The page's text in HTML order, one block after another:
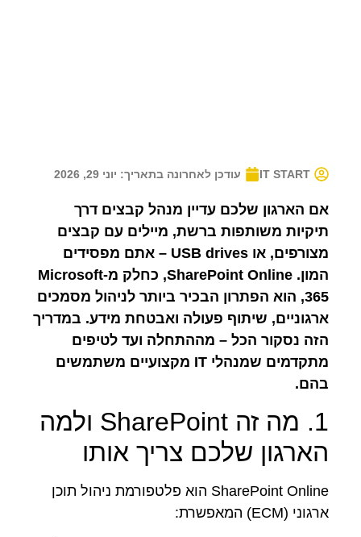
IT START עודכן לאחרונה בתאריך: יוני 29, 2026
אם הארגון שלכם עדיין מנהל קבצים דרך
תיקיות משותפות ברשת, מיילים עם קבצים
מצורפים, או USB drives – אתם מפסידים
המון. SharePoint Online, כחלק מ-Microsoft
365, הוא הפתרון הבכיר ביותר לניהול מסמכים
ארגוניים, שיתוף פעולה ואבטחת מידע. במדריך
הזה נסקור הכל – מההתחלה ועד לטיפים
מתקדמים שמנהלי IT מקצועיים משתמשים
בהם.
1. מה זה SharePoint ולמה
הארגון שלכם צריך אותו
SharePoint Online הוא פלטפורמת ניהול תוכן
ארגוני (ECM) המאפשרת: